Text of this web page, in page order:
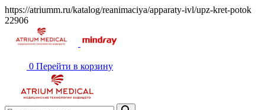
https://atriumm.ru/katalog/reanimaciya/apparaty-ivl/upz-kret-potok
22906
0 Перейти в корзину